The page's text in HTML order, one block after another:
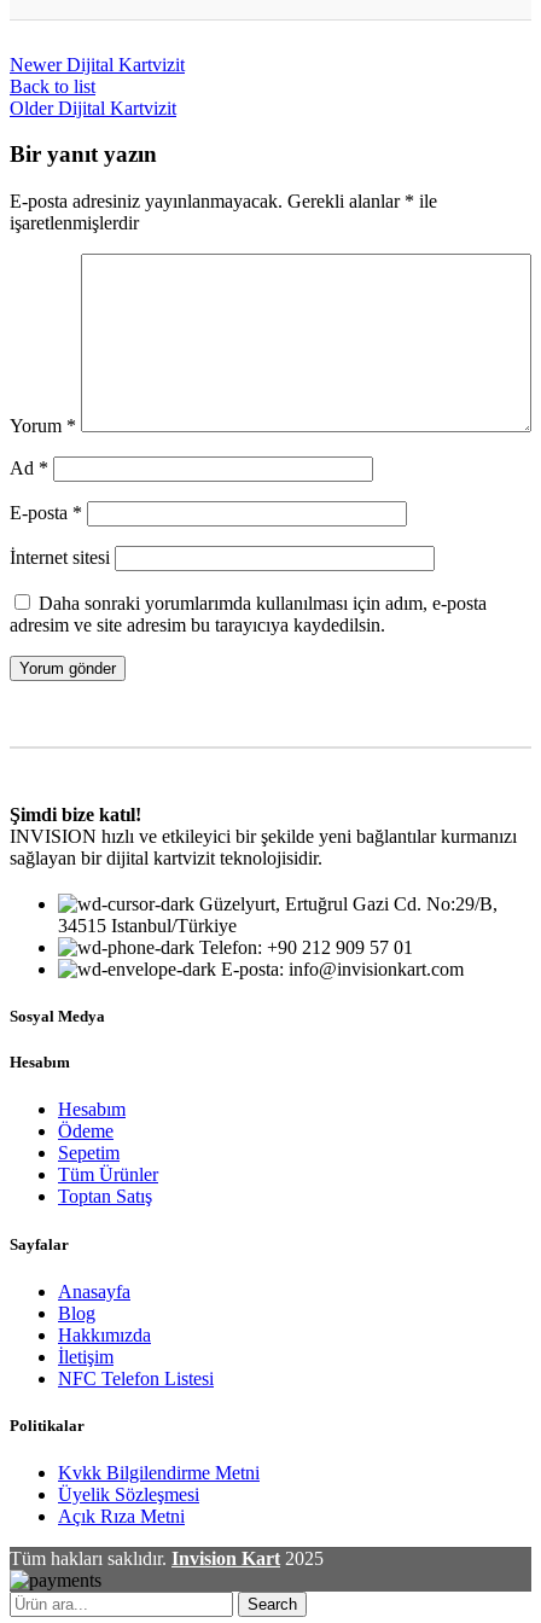
interaktif özellikler içerebilir ve daha geniş
bir kitleye ulaşma imkanı sağlar.
Newer Dijital Kartvizit
Back to list
Older Dijital Kartvizit
Bir yanıt yazın
E-posta adresiniz yayınlanmayacak. Gerekli alanlar * ile
işaretlenmişlerdir
Yorum *
Ad *
E-posta *
İnternet sitesi
Daha sonraki yorumlarımda kullanılması için adım, e-posta
adresim ve site adresim bu tarayıcıya kaydedilsin.
Şimdi bize katıl!
INVISION hızlı ve etkileyici bir şekilde yeni bağlantılar kurmanızı
sağlayan bir dijital kartvizit teknolojisidir.
Güzelyurt, Ertuğrul Gazi Cd. No:29/B,
34515 Istanbul/Türkiye
Telefon: +90 212 909 57 01
E-posta: info@invisionkart.com
Sosyal Medya
Hesabım
Hesabım
Ödeme
Sepetim
Tüm Ürünler
Toptan Satış
Sayfalar
Anasayfa
Blog
Hakkımızda
İletişim
NFC Telefon Listesi
Politikalar
Kvkk Bilgilendirme Metni
Üyelik Sözleşmesi
Açık Rıza Metni
Tüm hakları saklıdır. Invision Kart 2025
Search